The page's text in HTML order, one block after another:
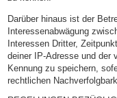
Darüber hinaus ist der
Interessenabwägung
Interessen Dritter,
deiner IP-Adresse und der
Kennung zu speichern,
rechtlichen